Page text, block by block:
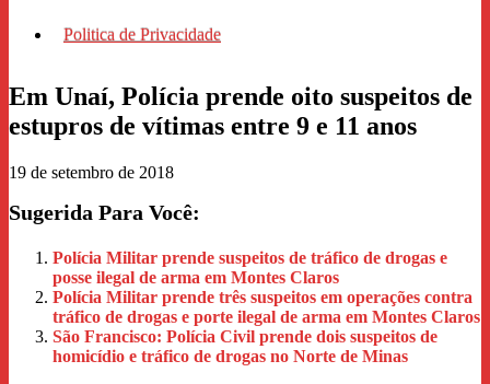
Politica de Privacidade
Em Unaí, Polícia prende oito suspeitos de
estupros de vítimas entre 9 e 11 anos
19 de setembro de 2018
Sugerida Para Você:
Polícia Militar prende suspeitos de tráfico de drogas e
posse ilegal de arma em Montes Claros
Polícia Militar prende três suspeitos em operações contra
tráfico de drogas e porte ilegal de arma em Montes Claros
São Francisco: Polícia Civil prende dois suspeitos de
homicídio e tráfico de drogas no Norte de Minas